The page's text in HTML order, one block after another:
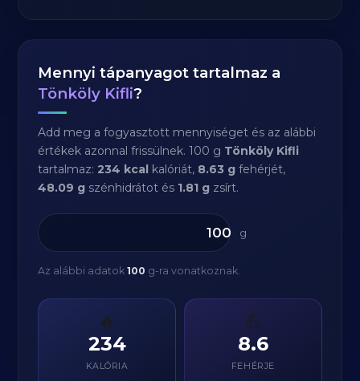
Mennyi tápanyagot tartalmaz a
Tönköly Kifli?
Add meg a fogyasztott mennyiséget és az alábbi
értékek azonnal frissülnek. 100 g Tönköly Kifli
tartalmaz:234 kcal kalóriát, 8.63 g fehérjét,
48.09 g szénhidrátot és 1.81 g zsírt.
g
Az alábbi adatok100 g-ra vonatkoznak.
🔥
234
KALÓRIA
💪
8.6
FEHÉRJE